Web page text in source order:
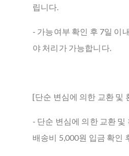
립니다.
- 가능여부 확인 후 7일 이
야 처리가 가능합니다.
[단순 변심에 의한 교환 및
- 단순 변심에 의한 교환 및
배송비 5,000원 입금 확인